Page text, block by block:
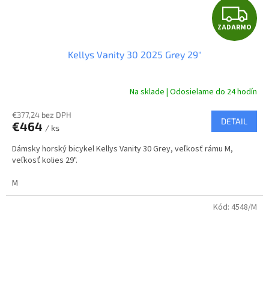
Z
A
A
R
M
ZADARMO
Kellys Vanity 30 2025 Grey 29"
Na sklade | Odosielame do 24 hodín
€377,24 bez DPH
€464 / ks
DETAIL
Dámsky horský bicykel Kellys Vanity 30 Grey, veľkosť rámu M,
veľkosť kolies 29".
M
Kód: 4548/M